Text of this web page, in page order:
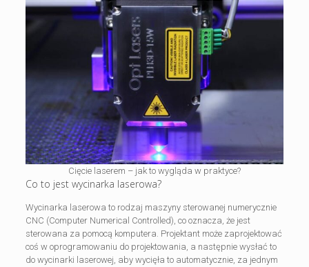
Cięcie laserem – jak to wygląda w praktyce?
Co to jest wycinarka laserowa?
Wycinarka laserowa to rodzaj maszyny sterowanej numerycznie
CNC (Computer Numerical Controlled), co oznacza, że jest
sterowana za pomocą komputera. Projektant może zaprojektować
coś w oprogramowaniu do projektowania, a następnie wysłać to
do wycinarki laserowej, aby wycięła to automatycznie, za jednym